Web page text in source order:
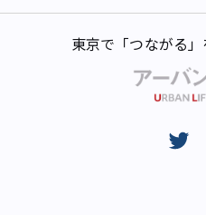
東京で「つながる